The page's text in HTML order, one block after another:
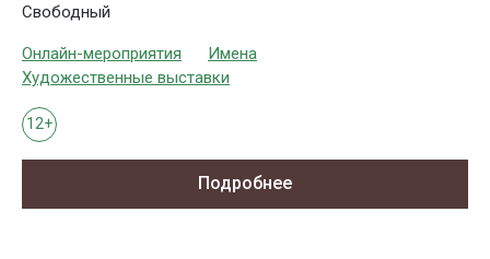
Свободный
Онлайн-мероприятия
Имена
Художественные выставки
12+
Подробнее